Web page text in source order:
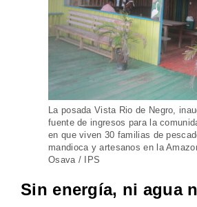
La posada Vista Rio de Negro,
fuente de ingresos para la
en que viven 30 familias de
mandioca y artesanos en la
Osava / IPS
Sin energía, ni agua